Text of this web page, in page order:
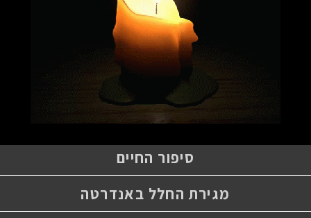
סיפור החיים
מגירת החלל באנדרטה